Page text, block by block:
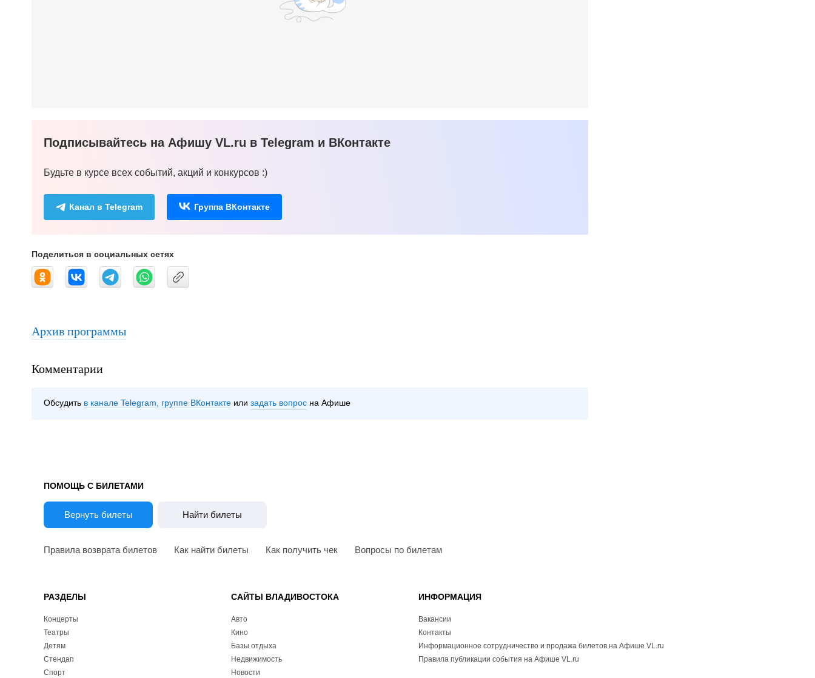
Подписывайтесь на Афишу VL.ru в Telegram и ВКонтакте
Будьте в курсе всех событий, акций и конкурсов :)
Канал в Telegram Группа ВКонтакте
Поделиться в социальных сетях
Архив программы
Комментарии
Обсудить в канале Telegram группе ВКонтакте задать вопрос на Афише
ПОМОЩЬ С БИЛЕТАМИ
Вернуть билеты Найти билеты
Правила возврата билетов Как найти билеты Как получить чек Вопросы по билетам
РАЗДЕЛЫ
Концерты
Театры
Детям
Стендап
Спорт
САЙТЫ ВЛАДИВОСТОКА
Авто
Кино
Базы отдыха
Недвижимость
Новости
ИНФОРМАЦИЯ
Вакансии
Контакты
Информационное сотрудничество и продажа билетов на Афише VL.ru
Правила публикации события на Афише VL.ru